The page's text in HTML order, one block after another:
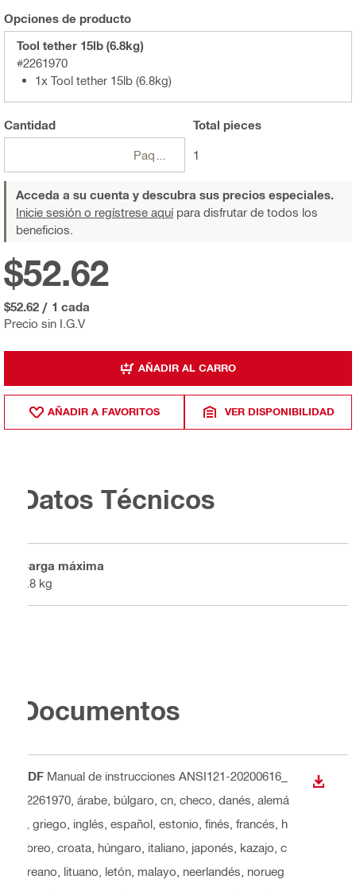
Opciones de producto
Tool tether 15lb (6.8kg)
#2261970
1x Tool tether 15lb (6.8kg)
Cantidad Total pieces
1
Acceda a su cuenta y descubra sus precios especiales.
Inicie sesión o regístrese aquípara disfrutar de todos los
beneficios.
Precio sin I.G.V
$52.62
$52.62 / 1 cada
AÑADIR AL CARRO
AÑADIR A FAVORITOS VER DISPONIBILIDAD
Datos Técnicos
Carga máxima
6.8 kg
Documentos
PDF Manual de instrucciones ANSI121-20200616_
#2261970 , árabe, búlgaro, cn, checo, danés, alemá
n, griego, inglés, español, estonio, finés, francés, h
ebreo, croata, húngaro, italiano, japonés, kazajo, c
oreano, lituano, letón, malayo, neerlandés, norueg